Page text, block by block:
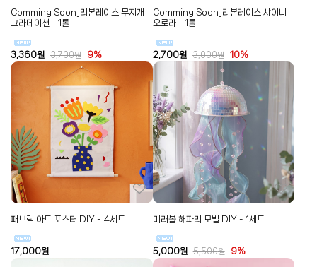
Comming Soon]리본레이스 무지개
그라데이션 - 1롤
3,360원 3,700원 9%
Comming Soon]리본레이스 샤이니
오로라 - 1롤
2,700원 3,000원 10%
패브릭 아트 포스터 DIY - 4세트
17,000원
미러볼 해파리 모빌 DIY - 1세트
5,000원 5,500원 9%